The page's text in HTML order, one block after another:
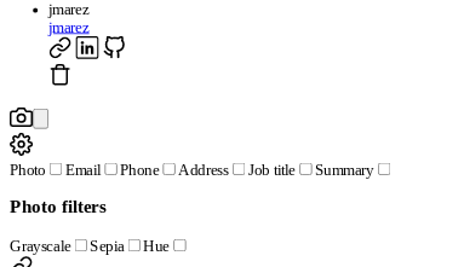
jmarez
jmarez
Photo Email Phone Address Job title Summary
Photo filters
Grayscale Sepia Hue